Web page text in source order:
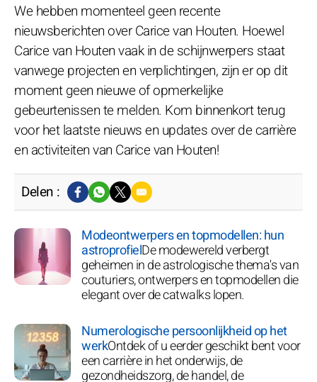
We hebben momenteel geen recente
nieuwsberichten over Carice van Houten. Hoewel
Carice van Houten vaak in de schijnwerpers staat
vanwege projecten en verplichtingen, zijn er op dit
moment geen nieuwe of opmerkelijke
gebeurtenissen te melden. Kom binnenkort terug
voor het laatste nieuws en updates over de carrière
en activiteiten van Carice van Houten!
Delen :
Modeontwerpers en topmodellen: hun
astroprofielDe modewereld verbergt
geheimen in de astrologische thema's van
couturiers, ontwerpers en topmodellen die
elegant over de catwalks lopen.
Numerologische persoonlijkheid op het
werkOntdek of u eerder geschikt bent voor
een carrière in het onderwijs, de
gezondheidszorg, de handel, de